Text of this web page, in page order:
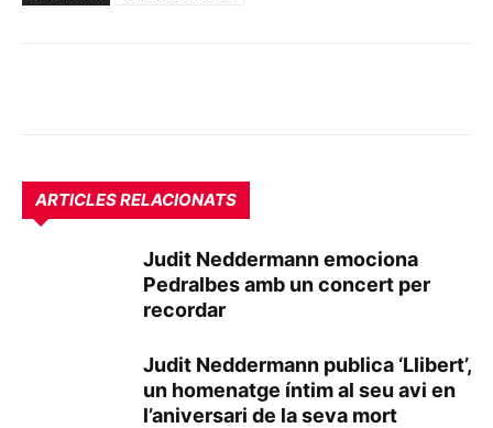
ARTICLES RELACIONATS
Judit Neddermann emociona
Pedralbes amb un concert per
recordar
Judit Neddermann publica ‘Llibert’,
un homenatge íntim al seu avi en
l’aniversari de la seva mort